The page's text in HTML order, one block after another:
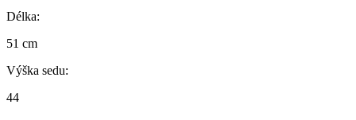
Délka:
51 cm
Výška sedu:
44